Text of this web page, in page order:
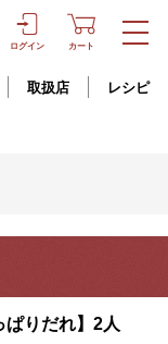
ログイン カート
取扱店 レシピ
ぱりだれ】2人